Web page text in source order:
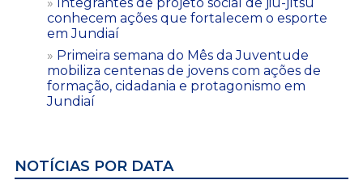
conhecem ações que fortalecem o esporte
em Jundiaí
Primeira semana do Mês da Juventude
mobiliza centenas de jovens com ações de
formação, cidadania e protagonismo em
Jundiaí
NOTÍCIAS POR DATA